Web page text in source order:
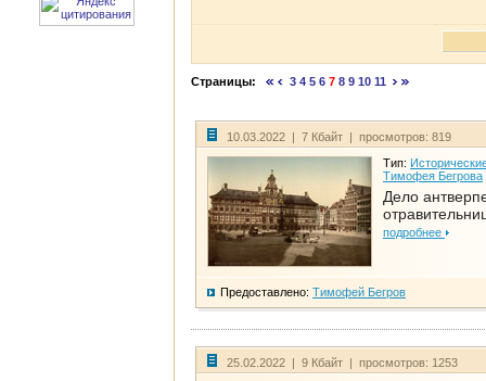
Страницы: 3 4 5 6 7 8 9 10 11
10.03.2022 | 7 Кбайт | просмотров: 819
Тип:
Тимофея Бегрова
Дело
подробнее
Предоставлено: Тимофей Бегров
25.02.2022 | 9 Кбайт | просмотров: 1253